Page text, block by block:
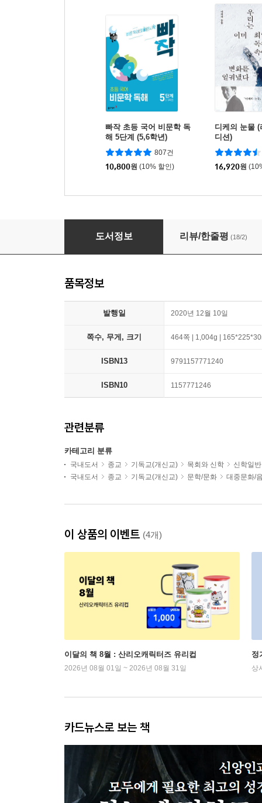
빠작 초등 국어 비문학 독
해 5단계 (5,6학년)
807건
10,800원 (10% 할인)
디케의 눈물
디션)
16,920원
한눈에 명화로 보는 신약 성경
도서정보 리뷰/한줄평 (18/2)
품목정보
발행일 2020년 12월 10일
쪽수, 무게, 크기 464쪽 | 1,004g |
ISBN13 9791157771240
ISBN10 1157771246
관련분류
카테고리 분류
국내도서 종교 기독교(개신교) 목회와 신학
신학일반
국내도서
종교 기독교(개신교) 문학/문화 대중문화/
이 상품의 이벤트 (4개)
이달의 책 8월 : 산리오캐릭터즈 유리컵
2026년 08월 01일 ~ 2026년 08월 31일
정
상
카드뉴스로 보는 책